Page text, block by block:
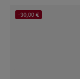
-30,00 €